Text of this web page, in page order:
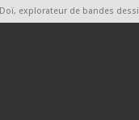
explorateur de bandes